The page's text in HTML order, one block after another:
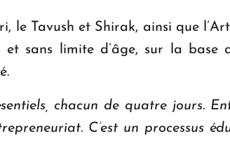
le Tavush et Shirak, ainsi que
et sans limite d’âge, sur la
chacun de quatre jours.
C’est un processus